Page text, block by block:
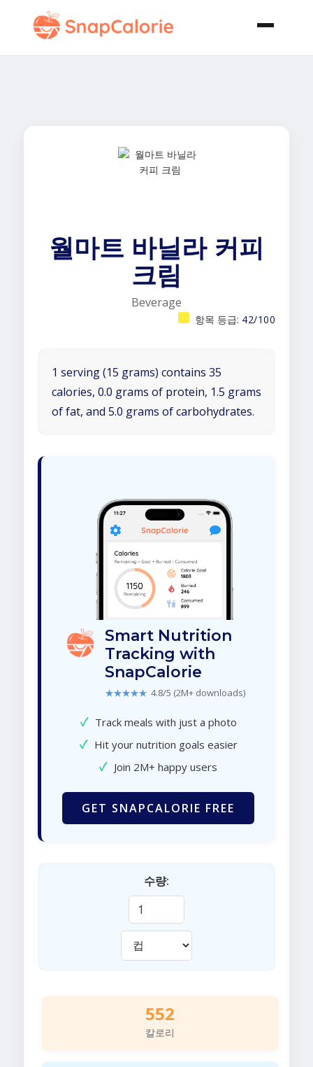
월마트 바닐라 커피
크림
Beverage
항목 등급: 42/100
1 serving (15 grams) contains 35
calories, 0.0 grams of protein, 1.5 grams
of fat, and 5.0 grams of carbohydrates.
Smart Nutrition
Tracking with
SnapCalorie
★★★★★ 4.8/5 (2M+ downloads)
✓ Track meals with just a photo
✓ Hit your nutrition goals easier
✓ Join 2M+ happy users
GET SNAPCALORIE FREE
수량:
552
칼로리